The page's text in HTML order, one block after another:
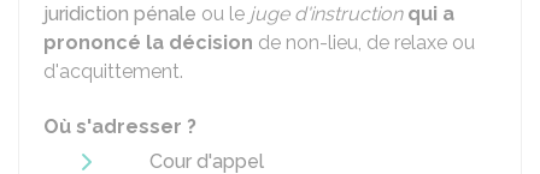
juridiction pénale ou le juge d'instruction qui a
prononcé la décision de non-lieu, de relaxe ou
d'acquittement.
Où s'adresser ?
Cour d'appel